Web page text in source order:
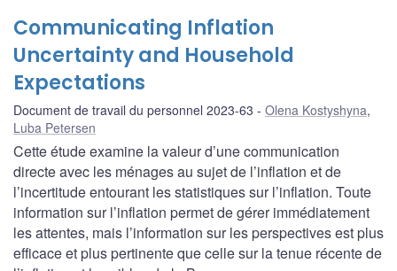
Communicating Inflation
Uncertainty and Household
Expectations
Document de travail du personnel 2023-63 Olena Kostyshyna,
Luba Petersen
Cette étude examine la valeur d’une communication
directe avec les ménages au sujet de l’inflation et de
l’incertitude entourant les statistiques sur l’inflation. Toute
information sur l’inflation permet de gérer immédiatement
les attentes, mais l’information sur les perspectives est plus
efficace et plus pertinente que celle sur la tenue récente de